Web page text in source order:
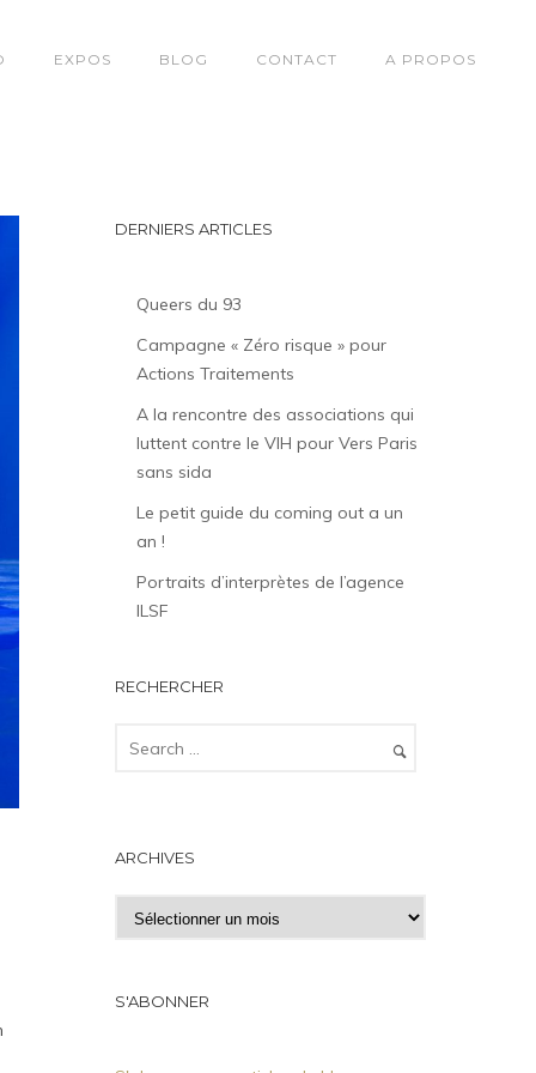
EXPOS BLOG CONTACT A PROPOS
DERNIERS ARTICLES
Queers du 93
Campagne « Zéro risque » pour
Actions Traitements
A la rencontre des associations qui
luttent contre le VIH pour Vers Paris
sans sida
Le petit guide du coming out a un
an !
Portraits d’interprètes de l’agence
ILSF
RECHERCHER
ARCHIVES
r
h
S'ABONNER